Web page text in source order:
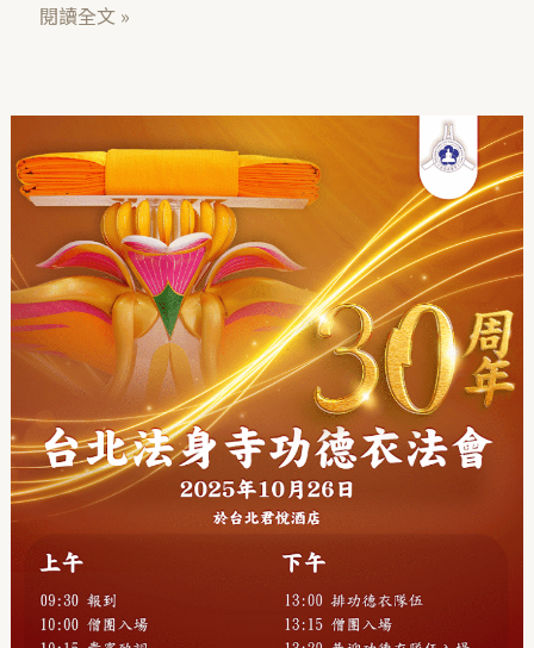
齋
🪷
閱讀全文 »
北
法
寺
三
十
週
功
德
衣
法
會